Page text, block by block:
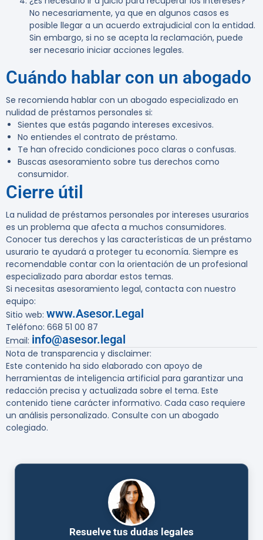
No necesariamente, ya que en algunos casos es
posible llegar a un acuerdo extrajudicial con la entidad.
Sin embargo, si no se acepta la reclamación, puede
ser necesario iniciar acciones legales.
Cuándo hablar con un abogado
Se recomienda hablar con un abogado especializado en
nulidad de préstamos personales si:
Sientes que estás pagando intereses excesivos.
No entiendes el contrato de préstamo.
Te han ofrecido condiciones poco claras o confusas.
Buscas asesoramiento sobre tus derechos como
consumidor.
Cierre útil
La nulidad de préstamos personales por intereses usurarios
es un problema que afecta a muchos consumidores.
Conocer tus derechos y las características de un préstamo
usurario te ayudará a proteger tu economía. Siempre es
recomendable contar con la orientación de un profesional
especializado para abordar estos temas.
Si necesitas asesoramiento legal, contacta con nuestro
equipo:
Sitio web: www.Asesor.Legal
Teléfono: 668 51 00 87
Email: info@asesor.legal
Nota de transparencia y disclaimer:
Este contenido ha sido elaborado con apoyo de
herramientas de inteligencia artificial para garantizar una
redacción precisa y actualizada sobre el tema. Este
contenido tiene carácter informativo. Cada caso requiere
un análisis personalizado. Consulte con un abogado
colegiado.
Resuelve tus dudas legales